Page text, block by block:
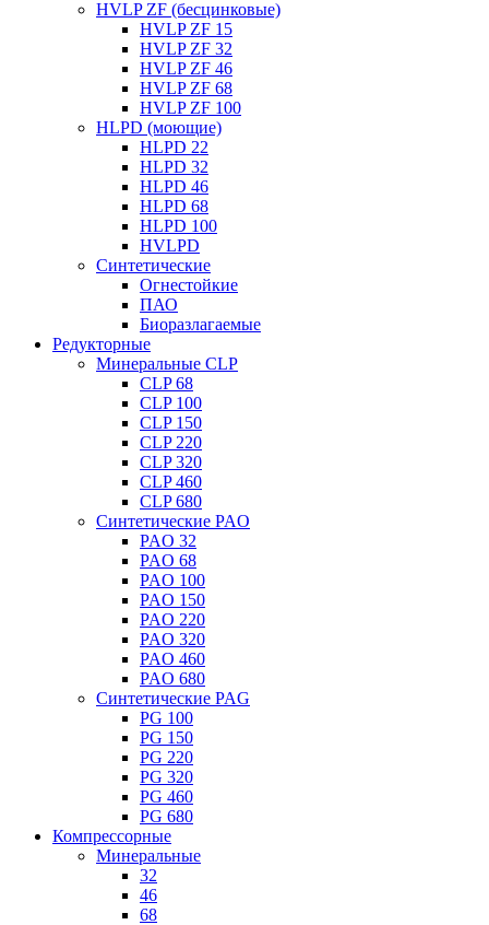
HVLP ZF (бесцинковые)
HVLP ZF 15
HVLP ZF 32
HVLP ZF 46
HVLP ZF 68
HVLP ZF 100
HLPD (моющие)
HLPD 22
HLPD 32
HLPD 46
HLPD 68
HLPD 100
HVLPD
Синтетические
Огнестойкие
ПАО
Биоразлагаемые
Редукторные
Минеральные CLP
CLP 68
CLP 100
CLP 150
CLP 220
CLP 320
CLP 460
CLP 680
Синтетические PAO
PAO 32
PAO 68
PAO 100
PAO 150
PAO 220
PAO 320
PAO 460
PAO 680
Синтетические PAG
PG 100
PG 150
PG 220
PG 320
PG 460
PG 680
Компрессорные
Минеральные
32
46
68